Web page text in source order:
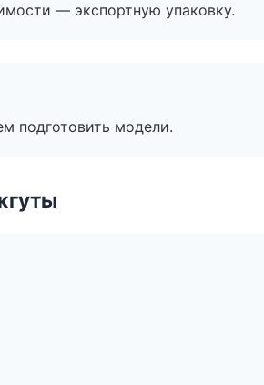
— экспортную упаковку.
подготовить модели.